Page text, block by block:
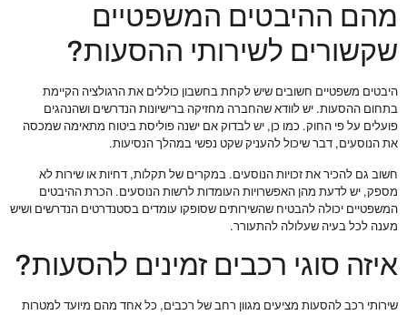
מהם ההיבטים המשפטיים
שקשורים לשירותי ההסעות?
היבטים משפטיים חשובים שיש לקחת בחשבון כוללים את הרגולציה הקיימת
בתחום ההסעות. יש לוודא שהחברה מחזיקה ברישיונות הנדרשים ושהנהגים
פועלים על פי החוק. כמו כן, יש לבדוק אם ישנה פוליסת ביטוח מתאימה שמכסה
את הנוסעים, דבר שיכול להעניק שקט נפשי במהלך הנסיעות.
חשוב גם להכיר את זכויות הנוסעים. במקרים של תקלות, דחיות או שירות לא
מספק, יש לדעת מהן האפשרויות העומדות לרשות הנוסעים. הכרת ההיבטים
המשפטיים יכולה להבטיח שהשירותים שסופקו עומדים בסטנדרטים הנדרשים ושיש
מענה לכל בעיה שעלולה להתעורר.
איזה סוגי רכבים זמינים להסעות?
שירותי רכב להסעות מציעים מגוון רחב של רכבים, כל אחד מהם מיועד למטרות